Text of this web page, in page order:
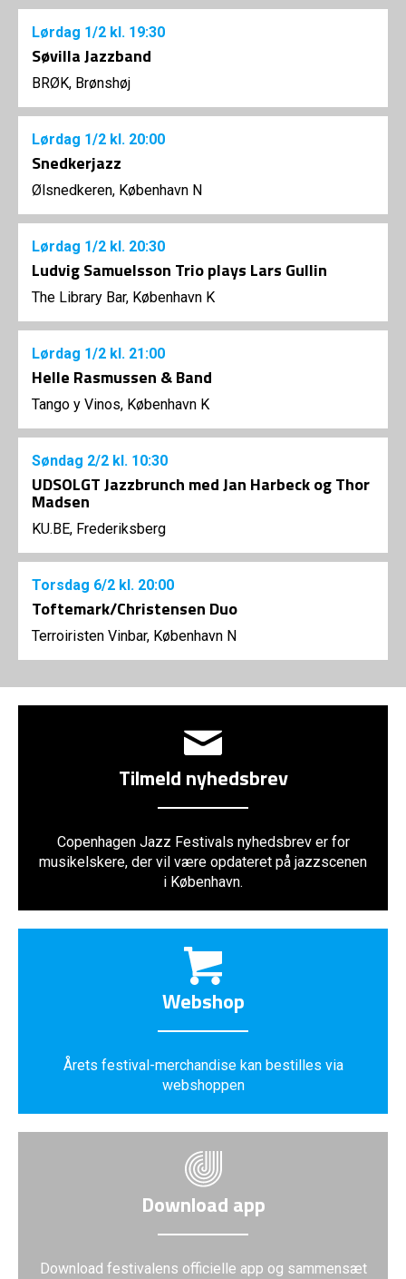
Lørdag 1/2 kl. 19:30
Søvilla Jazzband
BRØK, Brønshøj
Lørdag 1/2 kl. 20:00
Snedkerjazz
Ølsnedkeren, København N
Lørdag 1/2 kl. 20:30
Ludvig Samuelsson Trio plays Lars Gullin
The Library Bar, København K
Lørdag 1/2 kl. 21:00
Helle Rasmussen & Band
Tango y Vinos, København K
Søndag 2/2 kl. 10:30
UDSOLGT Jazzbrunch med Jan Harbeck og Thor
Madsen
KU.BE, Frederiksberg
Torsdag 6/2 kl. 20:00
Toftemark/Christensen Duo
Terroiristen Vinbar, København N
Tilmeld nyhedsbrev
Copenhagen Jazz Festivals nyhedsbrev er for
musikelskere, der vil være opdateret på jazzscenen
i København.
Webshop
Årets festival-merchandise kan bestilles via
webshoppen
Download app
Download festivalens officielle app og sammensæt